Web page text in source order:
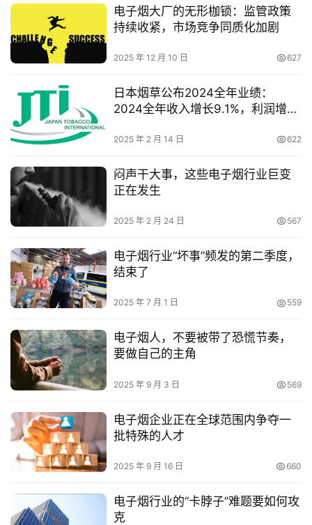
电子烟大厂的无形枷锁：监管政策
持续收紧，市场竞争同质化加剧
2025 年 12 月 10 日 627
日本烟草公布2024全年业绩：
2024全年收入增长9.1%，利润增长
2025 年 2 月 14 日 622
闷声干大事，这些电子烟行业巨变
正在发生
2025 年 2 月 24 日 567
电子烟行业“坏事”频发的第二季度，
结束了
2025 年 7 月 1 日 559
电子烟人，不要被带了恐慌节奏，
要做自己的主角
2025 年 9 月 3 日 569
电子烟企业正在全球范围内争夺一
批特殊的人才
2025 年 9 月 16 日 660
电子烟行业的“卡脖子”难题要如何攻
克